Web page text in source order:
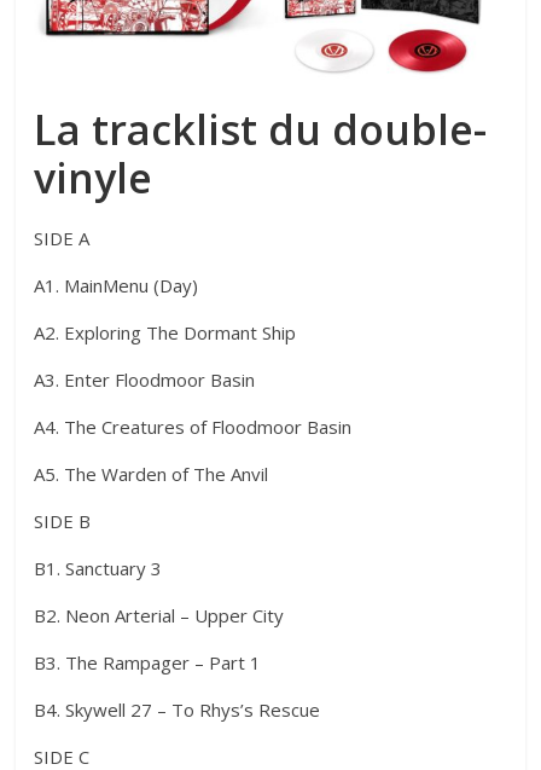
La tracklist du double-
vinyle
SIDE A
A1. MainMenu (Day)
A2. Exploring The Dormant Ship
A3. Enter Floodmoor Basin
A4. The Creatures of Floodmoor Basin
A5. The Warden of The Anvil
SIDE B
B1. Sanctuary 3
B2. Neon Arterial – Upper City
B3. The Rampager – Part 1
B4. Skywell 27 – To Rhys’s Rescue
SIDE C